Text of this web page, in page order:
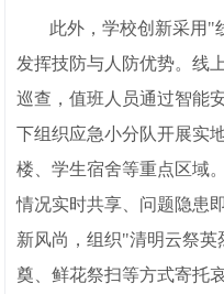
此外，学校创新采用"
发挥技防与人防优势。线
巡查，值班人员通过智能
下组织应急小分队开展实
楼、学生宿舍等重点区域
情况实时共享、问题隐患
新风尚，组织"清明云祭
奠、鲜花祭扫等方式寄托哀